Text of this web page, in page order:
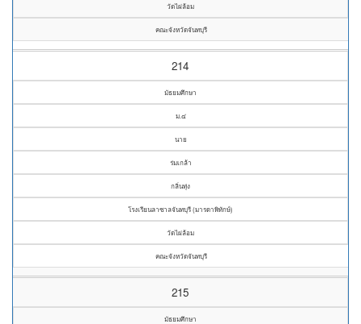
วัดไผ่ล้อม
คณะจังหวัดจันทบุรี
214
มัธยมศึกษา
ม.๔
นาย
ร่มเกล้า
กลิ่นทุ่ง
โรงเรียนลาซาลจันทบุรี (มารดาพิทักษ์)
วัดไผ่ล้อม
คณะจังหวัดจันทบุรี
215
มัธยมศึกษา